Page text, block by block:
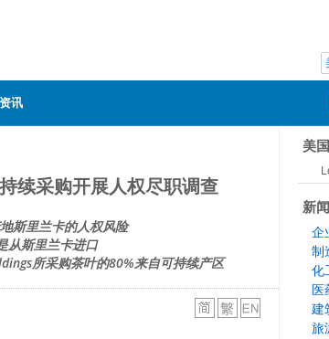
讯
续采购开展人权尽职调查
斯里兰卡的人权风险
从斯里兰卡进口
所采购茶叶的80%来自可持续产区
美
新
企
制
化
医
建
旅